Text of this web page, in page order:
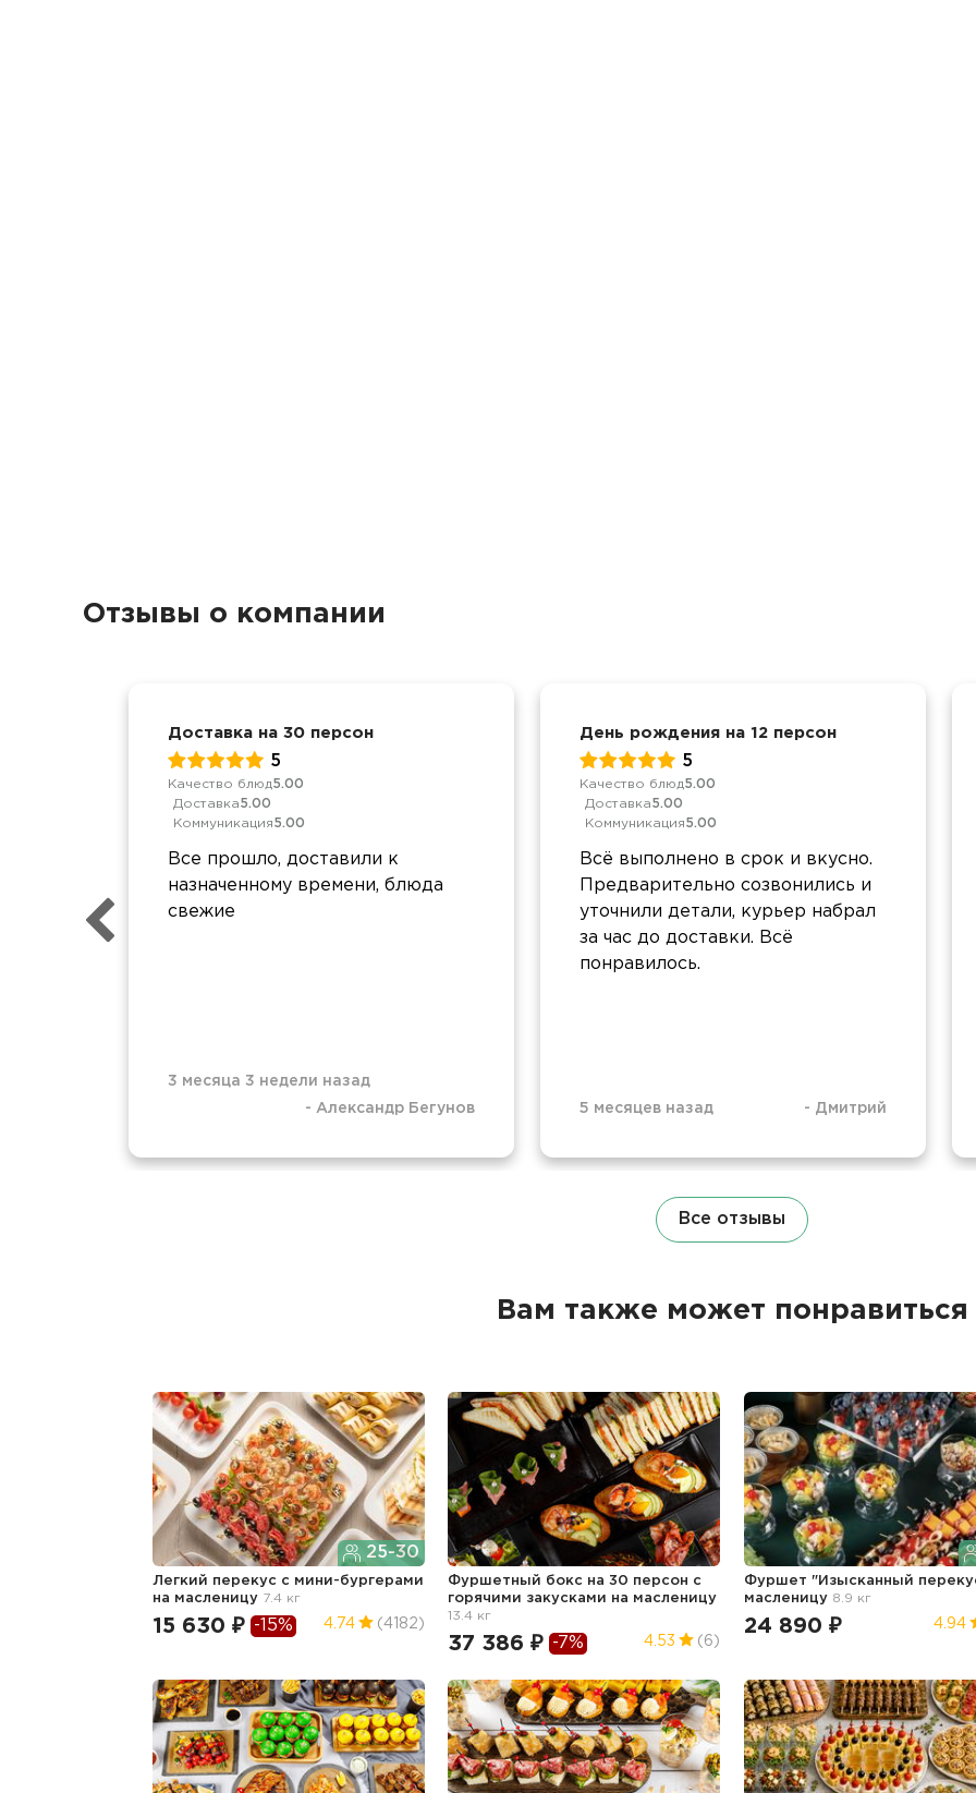
Отзывы о компании
Доставка на 30 персон
5
Качество блюд5.00
Доставка5.00
Коммуникация5.00
Все прошло, доставили к
назначенному времени, блюда
свежие
3 месяца 3 недели назад
- Александр Бегунов
День рождения на 12 персон
5
Качество блюд5.00
Доставка5.00
Коммуникация5.00
Всё выполнено в срок и вкусно.
Предварительно созвонились и
уточнили детали, курьер набрал
за час до доставки. Всё
понравилось.
5 месяцев назад - Дмитрий
Все отзывы
Вам также может понравиться
25-30
Легкий перекус c мини-бургерами
на масленицу 7.4 кг
15 630 ₽ -15% 4.74 (4182)
Фуршетный бокс на 30 персон с
горячими закусками на масленицу
13.4 кг
37 386 ₽ -7% 4.53 (6)
Фуршет "Изысканный
масленицу 8.9 кг
24 890 ₽ 4.94